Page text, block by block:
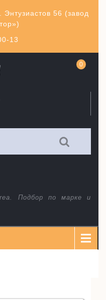
13
Энтузиастов 56 (завод
Подбор по марке и
0